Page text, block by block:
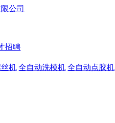
招聘
机 全自动洗模机 全自动点胶机